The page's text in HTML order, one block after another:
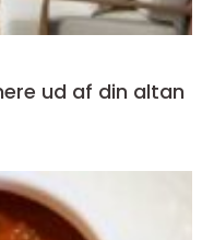
ud af din altan